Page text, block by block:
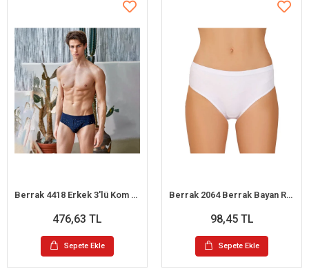
Berrak 4418 Erkek 3'lü Kom Slip Külot XL
476,63 TL
Sepete Ekle
Berrak 2064 Berrak Bayan Ribana Biyeli Bato L
98,45 TL
Sepete Ekle